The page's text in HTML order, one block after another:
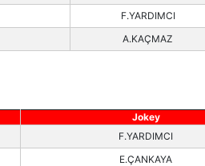
F.YARDIMCI
A.KAÇMAZ
Jokey
F.YARDIMCI
E.ÇANKAYA